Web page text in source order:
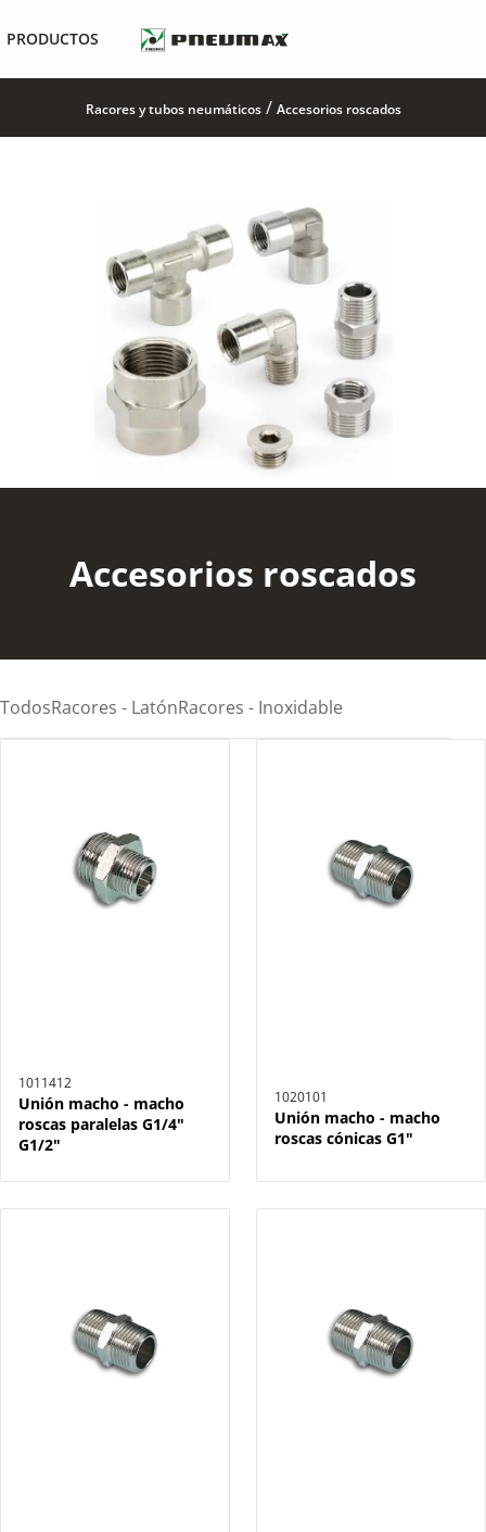
PRODUCTOS
Racores y tubos neumáticos/ Accesorios roscados
Accesorios roscados
TodosRacores - LatónRacores - Inoxidable
1011412
Unión macho - macho
roscas paralelas G1/4"
G1/2"
1020101
Unión macho - macho
roscas cónicas G1"